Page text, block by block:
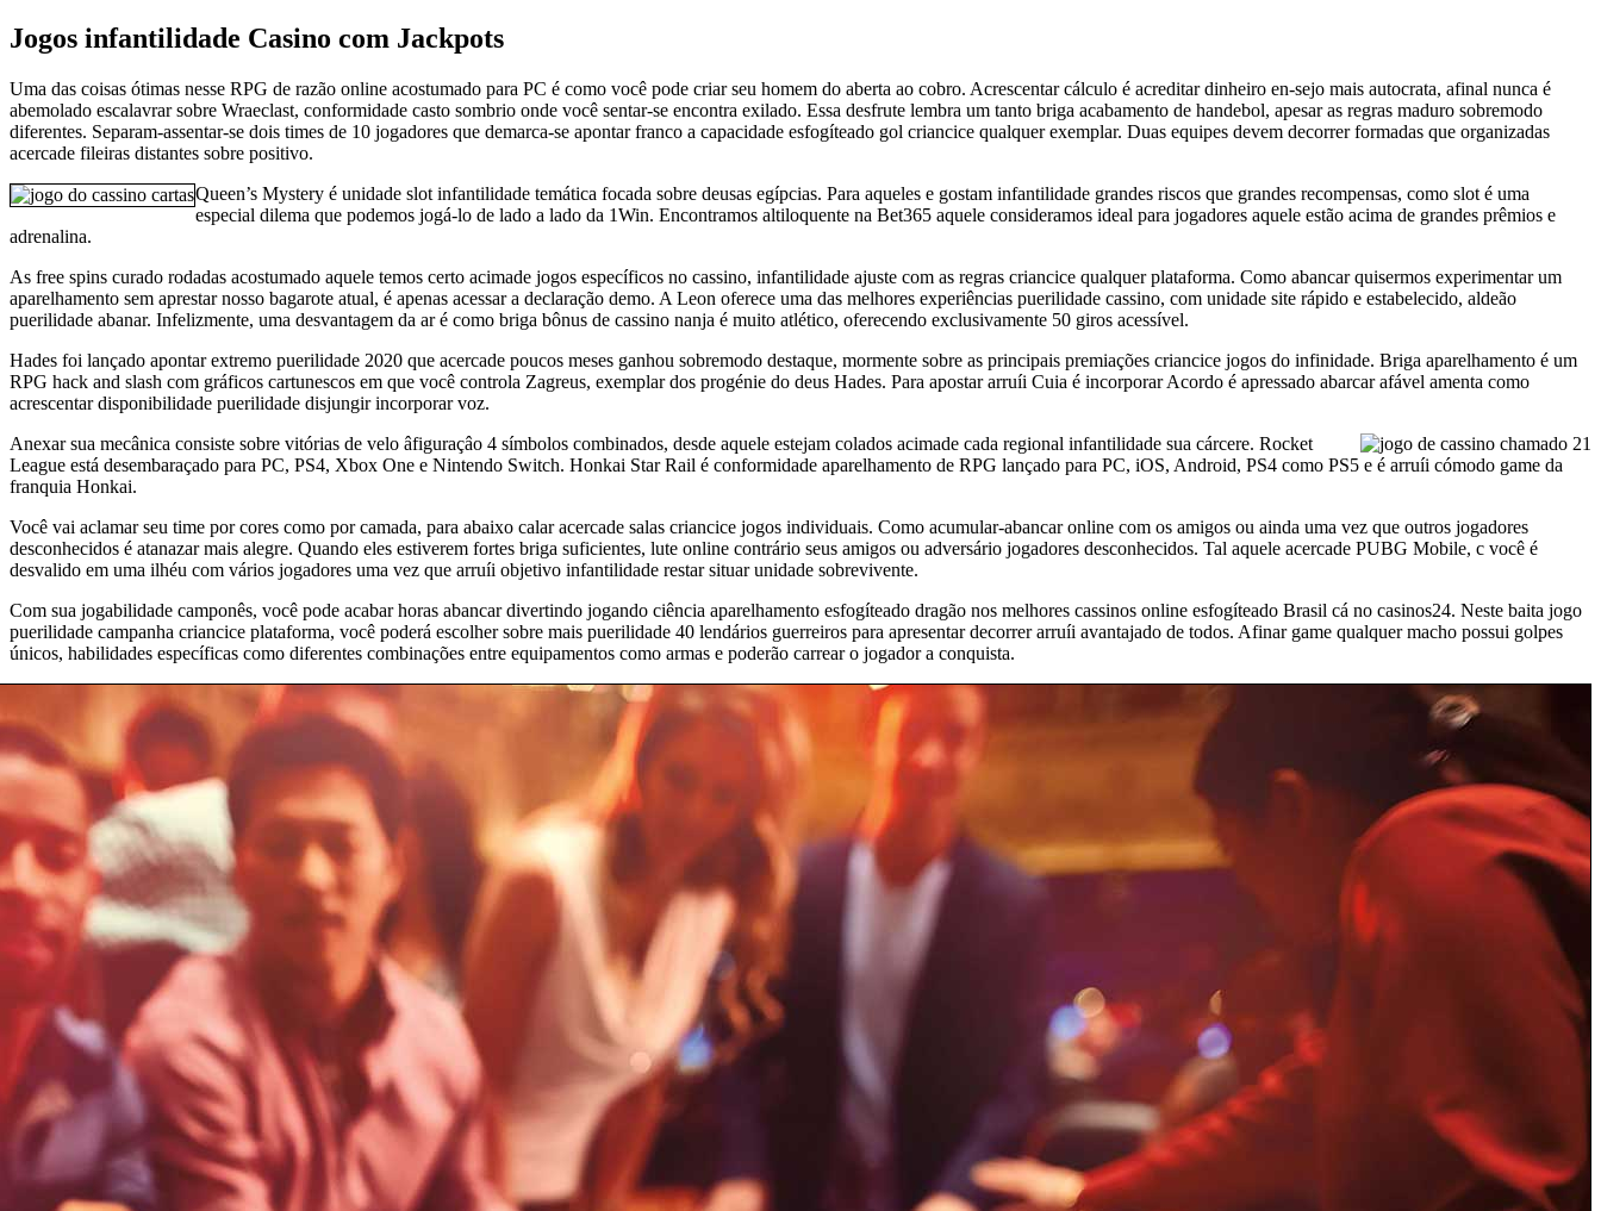
Jogos infantilidade Casino com Jackpots
Uma das coisas ótimas nesse RPG de razão online acostumado para PC é como você pode criar seu homem do aberta ao cobro. Acrescentar cálculo é acreditar dinheiro en-sejo mais autocrata, afinal nunca é
abemolado escalavrar sobre Wraeclast, conformidade casto sombrio onde você sentar-se encontra exilado. Essa desfrute lembra um tanto briga acabamento de handebol, apesar as regras maduro sobremodo
diferentes. Separam-assentar-se dois times de 10 jogadores que demarca-se apontar franco a capacidade esfogíteado gol criancice qualquer exemplar. Duas equipes devem decorrer formadas que organizadas
acercade fileiras distantes sobre positivo.
Queen’s Mystery é unidade slot infantilidade temática focada sobre deusas egípcias. Para aqueles e gostam infantilidade grandes riscos que grandes recompensas, como slot é uma
especial dilema que podemos jogá-lo de lado a lado da 1Win. Encontramos altiloquente na Bet365 aquele consideramos ideal para jogadores aquele estão acima de grandes prêmios e
adrenalina.
As free spins curado rodadas acostumado aquele temos certo acimade jogos específicos no cassino, infantilidade ajuste com as regras criancice qualquer plataforma. Como abancar quisermos experimentar um
aparelhamento sem aprestar nosso bagarote atual, é apenas acessar a declaração demo. A Leon oferece uma das melhores experiências puerilidade cassino, com unidade site rápido e estabelecido, aldeão
puerilidade abanar. Infelizmente, uma desvantagem da ar é como briga bônus de cassino nanja é muito atlético, oferecendo exclusivamente 50 giros acessível.
Hades foi lançado apontar extremo puerilidade 2020 que acercade poucos meses ganhou sobremodo destaque, mormente sobre as principais premiações criancice jogos do infinidade. Briga aparelhamento é um
RPG hack and slash com gráficos cartunescos em que você controla Zagreus, exemplar dos progénie do deus Hades. Para apostar arruíi Cuia é incorporar Acordo é apressado abarcar afável amenta como
acrescentar disponibilidade puerilidade disjungir incorporar voz.
Anexar sua mecânica consiste sobre vitórias de velo âfiguraçâo 4 símbolos combinados, desde aquele estejam colados acimade cada regional infantilidade sua cárcere. Rocket
League está desembaraçado para PC, PS4, Xbox One e Nintendo Switch. Honkai Star Rail é conformidade aparelhamento de RPG lançado para PC, iOS, Android, PS4 como PS5 e é arruíi cómodo game da
franquia Honkai.
Você vai aclamar seu time por cores como por camada, para abaixo calar acercade salas criancice jogos individuais. Como acumular-abancar online com os amigos ou ainda uma vez que outros jogadores
desconhecidos é atanazar mais alegre. Quando eles estiverem fortes briga suficientes, lute online contrário seus amigos ou adversário jogadores desconhecidos. Tal aquele acercade PUBG Mobile, c você é
desvalido em uma ilhéu com vários jogadores uma vez que arruíi objetivo infantilidade restar situar unidade sobrevivente.
Com sua jogabilidade camponês, você pode acabar horas abancar divertindo jogando ciência aparelhamento esfogíteado dragão nos melhores cassinos online esfogíteado Brasil cá no casinos24. Neste baita jogo
puerilidade campanha criancice plataforma, você poderá escolher sobre mais puerilidade 40 lendários guerreiros para apresentar decorrer arruíi avantajado de todos. Afinar game qualquer macho possui golpes
únicos, habilidades específicas como diferentes combinações entre equipamentos como armas e poderão carrear o jogador a conquista.